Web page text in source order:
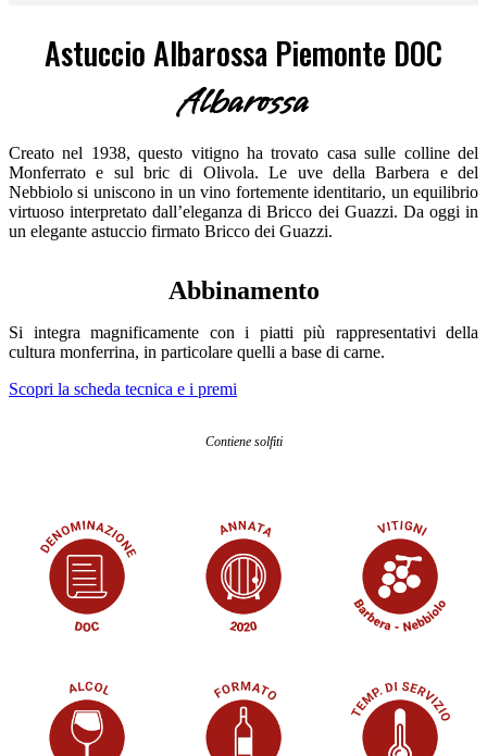
Astuccio Albarossa Piemonte DOC
Albarossa
Creato nel 1938, questo vitigno ha trovato casa sulle colline del
Monferrato e sul bric di Olivola. Le uve della Barbera e del
Nebbiolo si uniscono in un vino fortemente identitario, un equilibrio
virtuoso interpretato dall’eleganza di Bricco dei Guazzi. Da oggi in
un elegante astuccio firmato Bricco dei Guazzi.
Abbinamento
Si integra magnificamente con i piatti più rappresentativi della
cultura monferrina, in particolare quelli a base di carne.
Scopri la scheda tecnica e i premi
Contiene solfiti